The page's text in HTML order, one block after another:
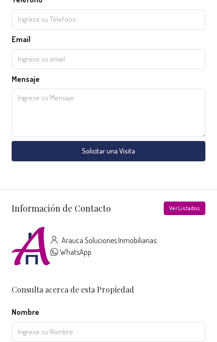
Email
Mensaje
Solicitar una Visita
Información de Contacto Ver Listados
Arauca Soluciones Inmobiliarias
WhatsApp
Consulta acerca de esta Propiedad
Nombre